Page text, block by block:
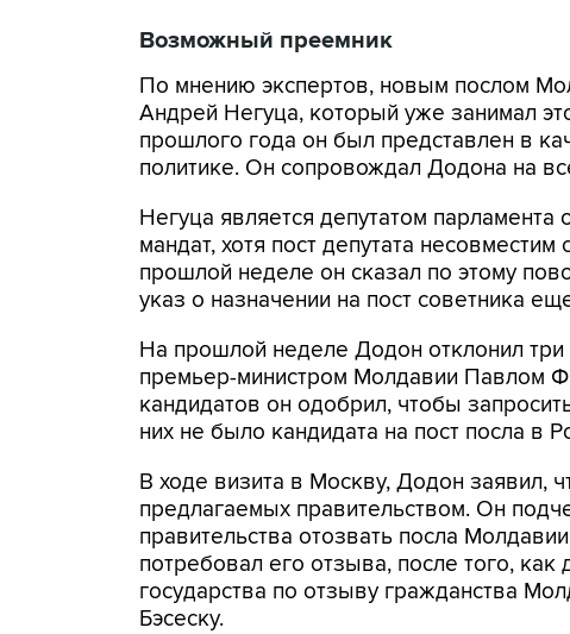
Возможный преемник
По мнению экспертов, новым послом
Андрей Негуца, который уже занимал
прошлого года он был представлен в
политике. Он сопровождал Додона на
Негуца является депутатом
мандат, хотя пост депутата
прошлой неделе он сказал по этому
указ о назначении на пост советника
На прошлой неделе Додон отклонил
премьер-министром Молдавии Павлом
кандидатов он одобрил, чтобы
них не было кандидата на пост посла в
В ходе визита в Москву, Додон заявил,
предлагаемых правительством. Он
правительства отозвать посла
потребовал его отзыва, после того,
государства по отзыву гражданства
Бэсеску.